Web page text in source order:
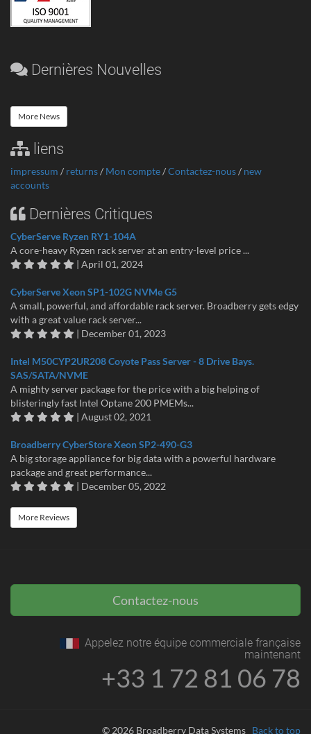
Dernières Nouvelles
More News
liens
impressum / returns/ Mon compte/Contactez-nous/ new
accounts
Dernières Critiques
CyberServe Ryzen RY1-104A
A core-heavy Ryzen rack server at an entry-level price ...
| April 01, 2024
CyberServe Xeon SP1-102G NVMe G5
A small, powerful, and affordable rack server. Broadberry gets edgy
with a great value rack server...
| December 01, 2023
Intel M50CYP2UR208 Coyote Pass Server - 8 Drive Bays.
SAS/SATA/NVME
A mighty server package for the price with a big helping of
blisteringly fast Intel Optane 200 PMEMs...
| August 02, 2021
Broadberry CyberStore Xeon SP2-490-G3
A big storage appliance for big data with a powerful hardware
package and great performance...
| December 05, 2022
More Reviews
Contactez-nous
Appelez notre équipe commerciale française
maintenant
+33 1 72 81 06 78
© 2026 Broadberry Data Systems Back to top